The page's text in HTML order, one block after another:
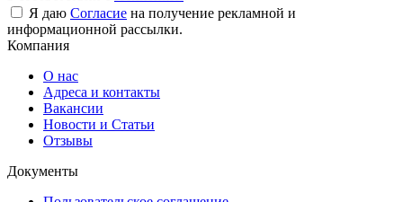
Я даю Согласие на получение рекламной и
информационной рассылки.
Компания
О нас
Адреса и контакты
Вакансии
Новости и Статьи
Отзывы
Документы